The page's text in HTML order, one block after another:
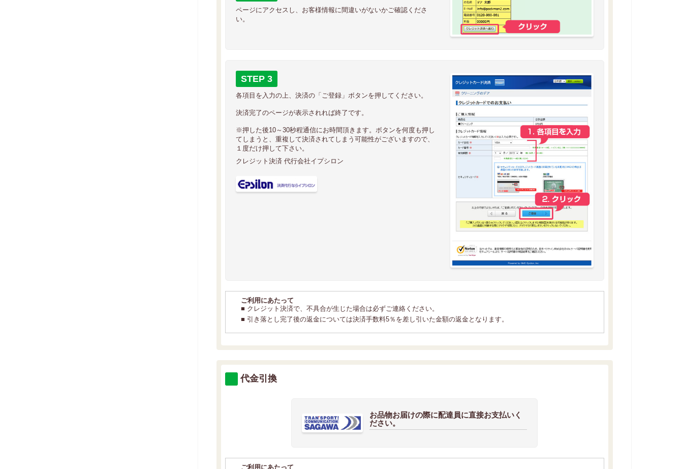
ページにアクセスし、お客様情報に間違いがないかご確認くださ
い。
STEP 3
各項目を入力の上、決済の「ご登録」ボタンを押してください。
決済完了のページが表示されれば終了です。
※押した後10～30秒程通信にお時間頂きます。ボタンを何度も押し
てしまうと、重複して決済されてしまう可能性がございますので、
１度だけ押して下さい。
クレジット決済 代行会社イプシロン
ご利用にあたって
■ クレジット決済で、不具合が生じた場合は必ずご連絡ください。
■ 引き落とし完了後の返金については決済手数料5％を差し引いた金額の返金となります。
代金引換
お品物お届けの際に配達員に直接お支払いく
ださい。
ご利用にあたって